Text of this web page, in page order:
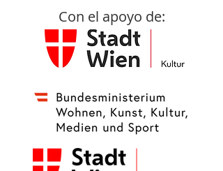
Con el apoyo de: